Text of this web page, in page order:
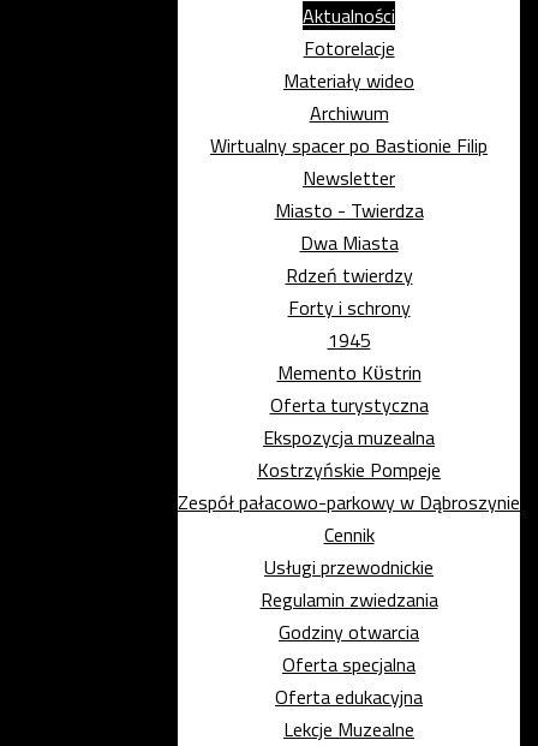
Aktualności
Fotorelacje
Materiały wideo
Archiwum
Wirtualny spacer po Bastionie Filip
Newsletter
Miasto - Twierdza
Dwa Miasta
Rdzeń twierdzy
Forty i schrony
1945
Memento Kϋstrin
Oferta turystyczna
Ekspozycja muzealna
Kostrzyńskie Pompeje
Zespół pałacowo-parkowy w Dąbroszynie
Cennik
Usługi przewodnickie
Regulamin zwiedzania
Godziny otwarcia
Oferta specjalna
Oferta edukacyjna
Lekcje Muzealne